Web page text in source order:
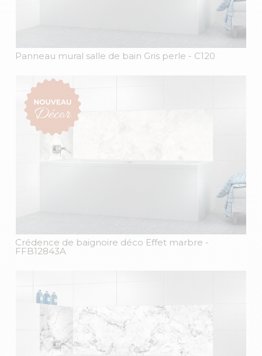
Panneau mural salle de bain Gris perle - C120
Crédence de baignoire déco Effet marbre -
FFB12843A